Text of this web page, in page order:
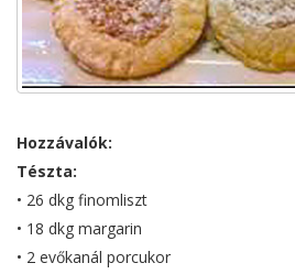
Hozzávalók:
Tészta:
• 26 dkg finomliszt
• 18 dkg margarin
• 2 evőkanál porcukor